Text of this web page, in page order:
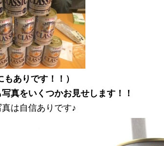
もありです！！）
真をいくつかお見せします！！
は自信ありです♪